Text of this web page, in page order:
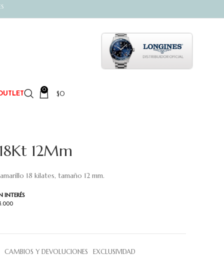
0 $0
12Mm
INTERÉS
18 kilates, tamaño 12 mm.
CAMBIOS Y DEVOLUCIONES EXCLUSIVIDAD